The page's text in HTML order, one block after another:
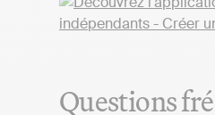
Questions